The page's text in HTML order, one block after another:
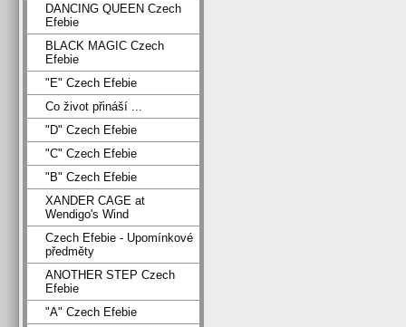
DANCING QUEEN Czech
Efebie
BLACK MAGIC Czech
Efebie
"E" Czech Efebie
Co život přináší ...
"D" Czech Efebie
"C" Czech Efebie
"B" Czech Efebie
XANDER CAGE at
Wendigo's Wind
Czech Efebie - Upomínkové
předměty
ANOTHER STEP Czech
Efebie
"A" Czech Efebie